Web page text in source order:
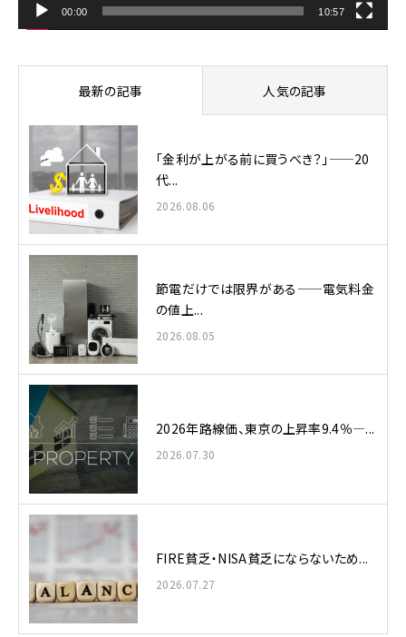
00:00 10:57
最新の記事 人気の記事
「金利が上がる前に買うべき？」——20
代...
2026.08.06
節電だけでは限界がある——電気料金
の値上...
2026.08.05
2026年路線価、東京の上昇率9.4％—...
2026.07.30
FIRE貧乏・NISA貧乏にならないため...
2026.07.27